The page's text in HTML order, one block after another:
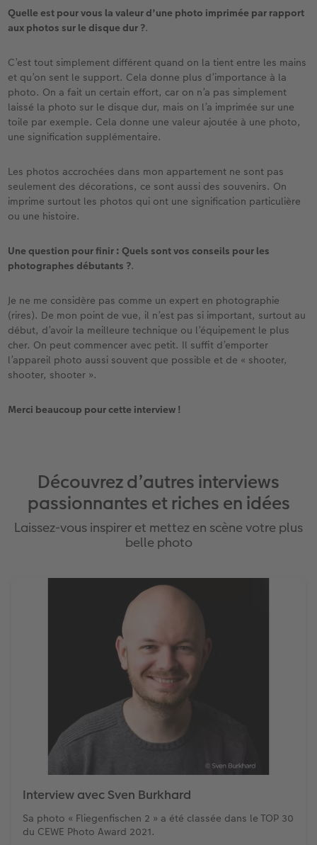
Quelle est pour vous la valeur d’une photo imprimée par rapport
aux photos sur le disque dur ?.
C’est tout simplement différent quand on la tient entre les mains
et qu’on sent le support. Cela donne plus d’importance à la
photo. On a fait un certain effort, car on n’a pas simplement
laissé la photo sur le disque dur, mais on l’a imprimée sur une
toile par exemple. Cela donne une valeur ajoutée à une photo,
une signification supplémentaire.
Les photos accrochées dans mon appartement ne sont pas
seulement des décorations, ce sont aussi des souvenirs. On
imprime surtout les photos qui ont une signification particulière
ou une histoire.
Une question pour finir : Quels sont vos conseils pour les
photographes débutants ?.
Je ne me considère pas comme un expert en photographie
(rires). De mon point de vue, il n’est pas si important, surtout au
début, d’avoir la meilleure technique ou l’équipement le plus
cher. On peut commencer avec petit. Il suffit d’emporter
l’appareil photo aussi souvent que possible et de « shooter,
shooter, shooter ».
Merci beaucoup pour cette interview !
Découvrez d’autres interviews
passionnantes et riches en idées
Laissez-vous inspirer et mettez en scène votre plus
belle photo
Interview avec Sven Burkhard
Sa photo « Fliegenfischen 2 » a été classée dans le TOP 30
du CEWE Photo Award 2021.